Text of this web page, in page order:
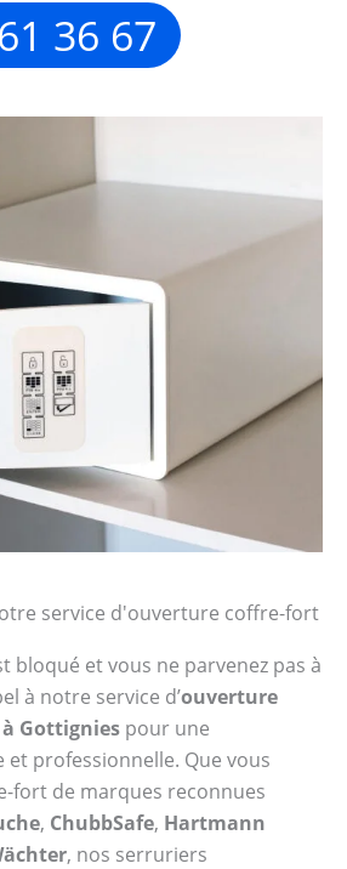
36 67
service d'ouverture coffre-fort
bloqué et vous ne parvenez pas à
à notre service d’ouverture
Gottignies pour une
professionnelle. Que vous
fort de marques reconnues
, ChubbSafe, Hartmann
, nos serruriers